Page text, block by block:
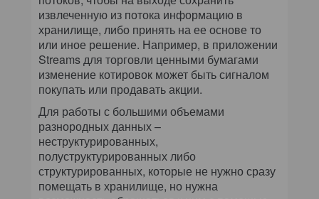
извлеченную из потока информацию в
хранилище, либо принять на ее основе то
или иное решение. Например, в приложении
Streams для торговли ценными бумагами
изменение котировок может быть сигналом
покупать или продавать акции.
Для работы с большими объемами
разнородных данных –
неструктурированных,
полуструктурированных либо
структурированных, которые не нужно сразу
помещать в хранилище, но нужна